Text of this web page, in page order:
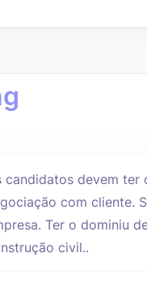
candidatos devem ter
com cliente.
Ter o dominiu
civil..